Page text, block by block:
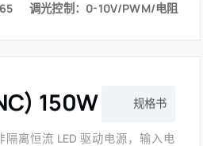
调光控制：0-10V/PWM/电阻
150W 系列规格书
隔离恒流 LED 驱动电源，输入电